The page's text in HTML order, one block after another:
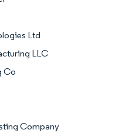
Ltd
LLC
Co
Company